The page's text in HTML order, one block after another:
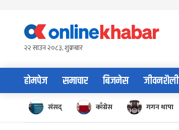
content२२ साउन २०८३, शुक्रबार
होमपेज समाचार बिजनेस जीवनशैली
संसद् काँग्रेस गगन थापा